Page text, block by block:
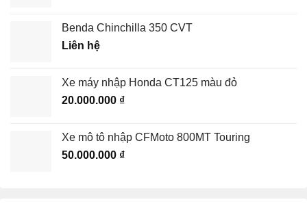
Benda Chinchilla 350 CVT
Liên hệ
Xe máy nhập Honda CT125 màu đỏ
20.000.000 ₫
Xe mô tô nhập CFMoto 800MT Touring
50.000.000 ₫